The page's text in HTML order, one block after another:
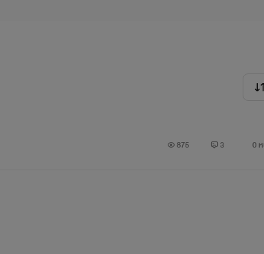
หากไม่อาจควบคุม ย่อมก่อเกิดโศกนาฏกรรม ทั้งซาบซ่า
875 3 0